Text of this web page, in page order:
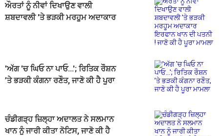
ਔਰਤਾਂ ਨੂੰ ਨੀਵਾਂ ਦਿਖਾਉਣ ਵਾਲੀ
ਸ਼ਬਦਾਵਲੀ 'ਤੇ ਭੜਕੀ ਮਰਹੂਮ ਅਦਾਕਾਰ
'ਅੱਗ 'ਚ ਘਿਓ ਨਾ ਪਾਓ...'; ਰਿਤਿਕ ਰੌਸ਼ਨ
’ਤੇ ਭੜਕੀ ਕੰਗਨਾ ਰਣੌਤ, ਜਾਣੋ ਕੀ ਹੈ ਪੂਰਾ
ਚੰਡੀਗੜ੍ਹ ਜ਼ਿਲ੍ਹਾ ਅਦਾਲਤ ਨੇ ਸਲਮਾਨ
ਖਾਨ ਨੂੰ ਜਾਰੀ ਕੀਤਾ ਨੋਟਿਸ, ਜਾਣੋ ਕੀ ਹੈ